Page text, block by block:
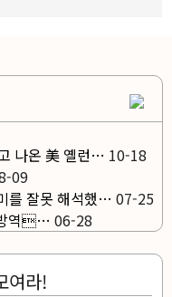
나온 美 옐런… 10-18
09
를 잘못 해석했… 07-25
역… 06-28
여라!